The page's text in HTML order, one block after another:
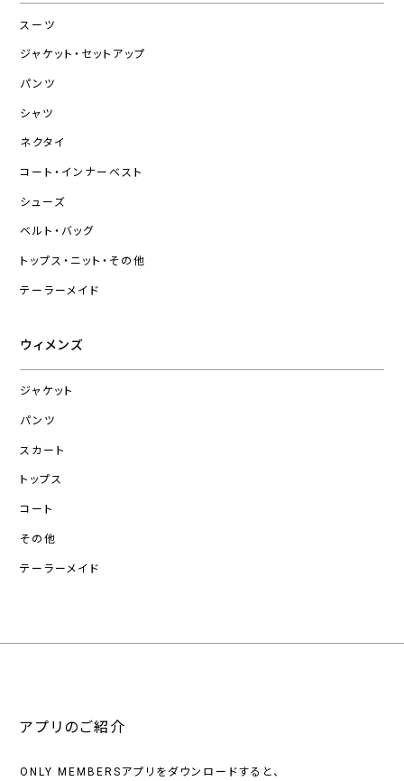
スーツ
ジャケット・セットアップ
パンツ
シャツ
ネクタイ
コート・インナーベスト
シューズ
ベルト・バッグ
トップス・ニット・その他
テーラーメイド
ウィメンズ
ジャケット
パンツ
スカート
トップス
コート
その他
テーラーメイド
アプリのご紹介
ONLY MEMBERSアプリをダウンロードすると、